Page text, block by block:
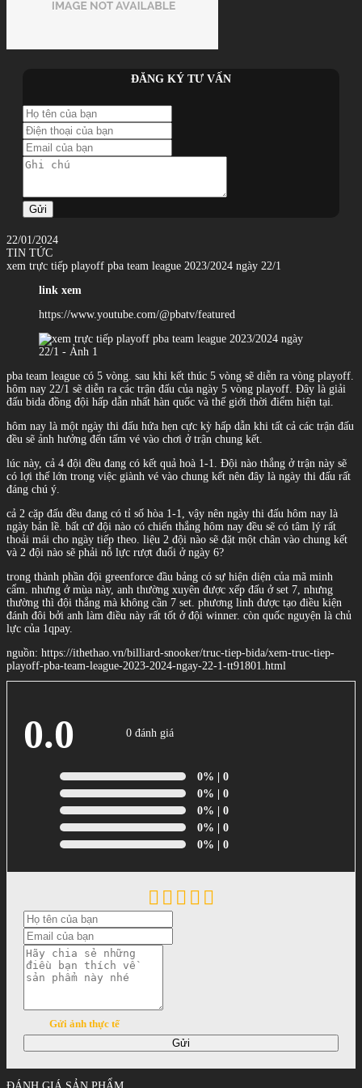
ĐĂNG KÝ TƯ VẤN
Gửi
22/01/2024
TIN TỨC
xem trực tiếp playoff pba team league 2023/2024 ngày 22/1
link xem
https://www.youtube.com/@pbatv/featured
pba team league có 5 vòng. sau khi kết thúc 5 vòng sẽ diễn ra vòng playoff.
hôm nay 22/1 sẽ diễn ra các trận đấu của ngày 5 vòng playoff. Đây là giải
đấu bida đồng đội hấp dẫn nhất hàn quốc và thế giới thời điểm hiện tại.
hôm nay là một ngày thi đấu hứa hẹn cực kỳ hấp dẫn khi tất cả các trận đấu
đều sẽ ảnh hưởng đến tấm vé vào chơi ở trận chung kết.
lúc này, cả 4 đội đều đang có kết quả hoà 1-1. Đội nào thắng ở trận này sẽ
có lợi thế lớn trong việc giành vé vào chung kết nên đây là ngày thi đấu rất
đáng chú ý.
cả 2 cặp đấu đều đang có tỉ số hòa 1-1, vậy nên ngày thi đấu hôm nay là
ngày bản lề. bất cứ đội nào có chiến thắng hôm nay đều sẽ có tâm lý rất
thoải mái cho ngày tiếp theo. liệu 2 đội nào sẽ đặt một chân vào chung kết
và 2 đội nào sẽ phải nỗ lực rượt đuổi ở ngày 6?
trong thành phần đội greenforce đầu bảng có sự hiện diện của mã minh
cẩm. nhưng ở mùa này, anh thường xuyên được xếp đấu ở set 7, nhưng
thường thì đội thắng mà không cần 7 set. phương linh được tạo điều kiện
đánh đôi bởi anh làm điều này rất tốt ở đội winner. còn quốc nguyện là chủ
lực của 1qpay.
nguồn: https://ithethao.vn/billiard-snooker/truc-tiep-bida/xem-truc-tiep-
playoff-pba-team-league-2023-2024-ngay-22-1-tt91801.html
0.0 0 đánh giá
0% | 0
0% | 0
0% | 0
0% | 0
0% | 0
Gửi ảnh thực tế
Gửi